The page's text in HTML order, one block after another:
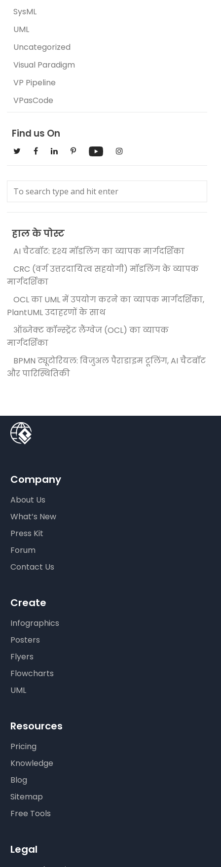
SysML
UML
Uncategorized
Visual Paradigm
VP Pipeline
VPasCode
Find us On
हाल के पोस्ट
AI चैटबॉट: दृश्य मॉडलिंग का व्यापक मार्गदर्शिका
CRC (वर्ग उत्तरदायित्व सहयोगी) मॉडलिंग के व्यापक
मार्गदर्शिका
OCL का UML में उपयोग करने का व्यापक मार्गदर्शिका,
PlantUML उदाहरणों के साथ
ऑब्जेक्ट कॉन्स्ट्रेंट लैंग्वेज (OCL) का व्यापक
मार्गदर्शिका
BPMN ट्यूटोरियल: विजुअल पैराडाइम टूलिंग, AI चैटबॉट
और पारिस्थितिकी
Company
About Us
What’s New
Press Kit
Forum
Contact Us
Create
Infographics
Posters
Flyers
Flowcharts
UML
Resources
Pricing
Knowledge
Blog
Sitemap
Free Tools
Legal